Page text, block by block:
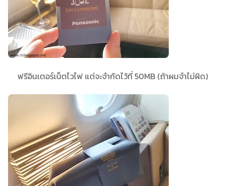
ฟรีอินเตอร์เน็ตไวไฟ แต่จะจำกัดไว้ที่ 50MB (ถ้าผมจำไม่ผิด)